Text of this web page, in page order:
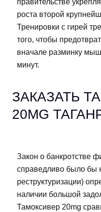
правительстве
роста второй
Тренировки с гирей
того, чтобы
вначале разминку
минут.
ЗАКАЗАТЬ
20MG
Закон о банкротстве
справедливо было бы
реструктуризации)
наличии большой
Тамоксивер 20mg